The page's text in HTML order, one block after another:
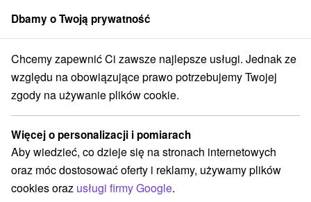
członek grupySorger
*** Zimowa mega zniżka z kąpielą w kąpielisku termalnym Corvinus
Zimowa mega zniżka z kąpielą w
kąpielisku termalnym Corvinus
Veľký Meder
Oferta wygasła! Wybierz poniżej z aktualnych ofert.
Apartments Spirit Veľký Meder - Dependance Hotela Thermal
Varga★★★
Dbamy o Twoją prywatność
Chcemy zapewnić Ci zawsze najlepsze usługi. Jednak ze
względu na obowiązujące prawo potrzebujemy Twojej
zgody na używanie plików cookie.
Więcej o personalizacji i pomiarach
Aby wiedzieć, co dzieje się na stronach internetowych
oraz móc dostosować oferty i reklamy, używamy plików
cookies oraz usługi firmy Google.